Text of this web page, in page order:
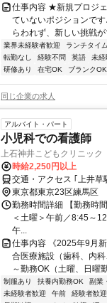
仕事内容 ★新規プロジ
ていないポジションで
らわれず、新しい挑戦
業界未経験者歓迎 ランチタイム
転勤なし
経験不問 英語 未経
研修あり
在宅OK ブランクOK
同じ企業の求人
アルバイト・パート
小児科での看護師
上石神井こどもクリニック
時給2,250円以上
交通・アクセス ｢上井
東京都東京23区練馬区
勤務時間詳細 【勤務時
＜土曜＞午前／8:45～
午...
仕事内容 《2025年9月
合医療施設（歯科、内
～勤務OK（土曜、日曜
制服あり 扶養内勤務OK 副業
未経験者歓迎
午前 経験者歓迎